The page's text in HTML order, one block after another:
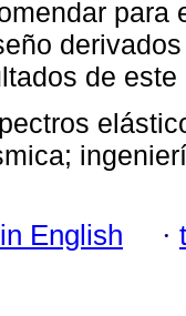
para
de este
English ·